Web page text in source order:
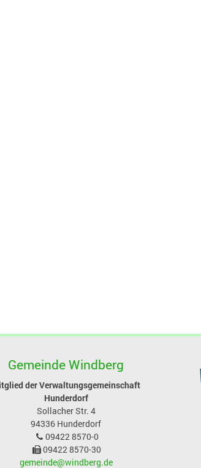
Gemeinde Windberg
der Verwaltungsgemeinschaft
Hunderdorf
Sollacher Str. 4
94336 Hunderdorf
09422 8570-0
09422 8570-30
gemeinde@windberg.de